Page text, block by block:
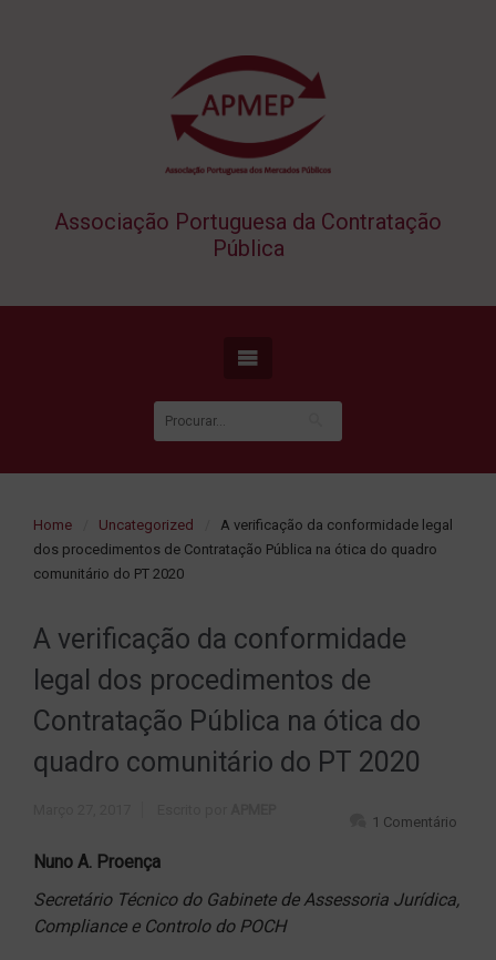
Associação Portuguesa da Contratação
Pública
Home Uncategorized
A verificação da conformidade legal
dos procedimentos de Contratação Pública na ótica do quadro
comunitário do PT 2020
A verificação da conformidade
legal dos procedimentos de
Contratação Pública na ótica do
quadro comunitário do PT 2020
1 Comentário
Nuno A. Proença
Secretário Técnico do Gabinete de Assessoria Jurídica,
Compliance e Controlo do POCH